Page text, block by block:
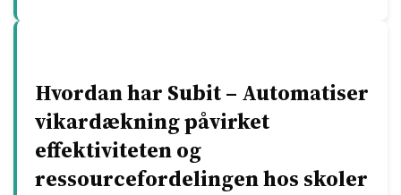
Hvordan har Subit – Automatiser
vikardækning påvirket
effektiviteten og
ressourcefordelingen hos skoler